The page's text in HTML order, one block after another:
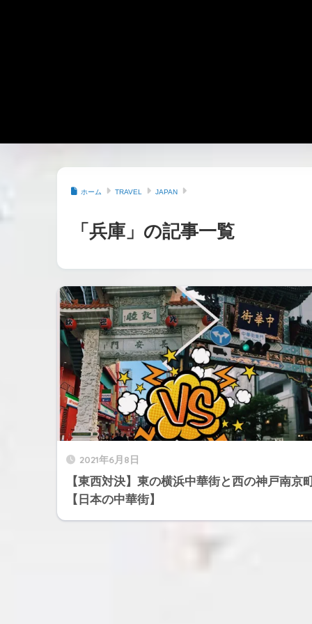
ホーム TRAVEL JAPAN
「兵庫」の記事一覧
2021年6月8日
【東西対決】東の横浜中華街と西の神戸南京
【日本の中華街】